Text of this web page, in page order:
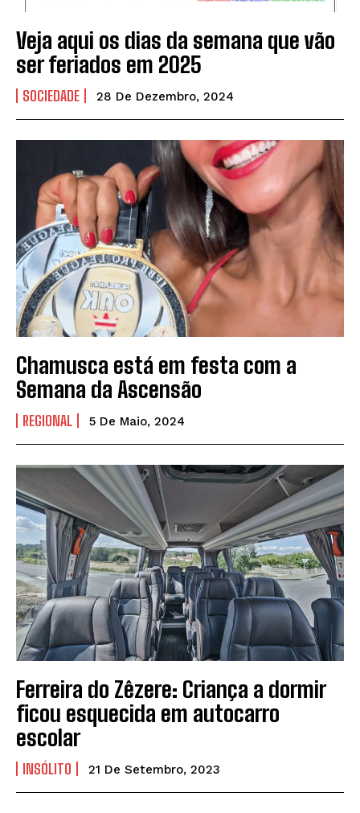
Veja aqui os dias da semana que vão
ser feriados em 2025
SOCIEDADE 28 De Dezembro, 2024
Chamusca está em festa com a
Semana da Ascensão
REGIONAL 5 De Maio, 2024
Ferreira do Zêzere: Criança a dormir
ficou esquecida em autocarro
escolar
INSÓLITO 21 De Setembro, 2023